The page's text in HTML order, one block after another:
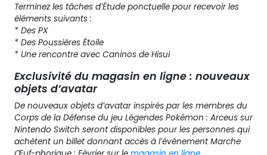
Terminez les tâches d’Étude ponctuelle pour recevoir les
éléments suivants :
* Des PX
* Des Poussières Étoile
* Une rencontre avec Caninos de Hisui
Exclusivité du magasin en ligne : nouveaux
objets d’avatar
De nouveaux objets d’avatar inspirés par les membres du
Corps de la Défense du jeu Légendes Pokémon : Arceus sur
Nintendo Switch seront disponibles pour les personnes qui
achètent un billet donnant accès à l’événement Marche